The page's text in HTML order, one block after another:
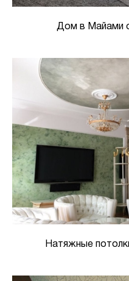
Дом в Майами
Натяжные